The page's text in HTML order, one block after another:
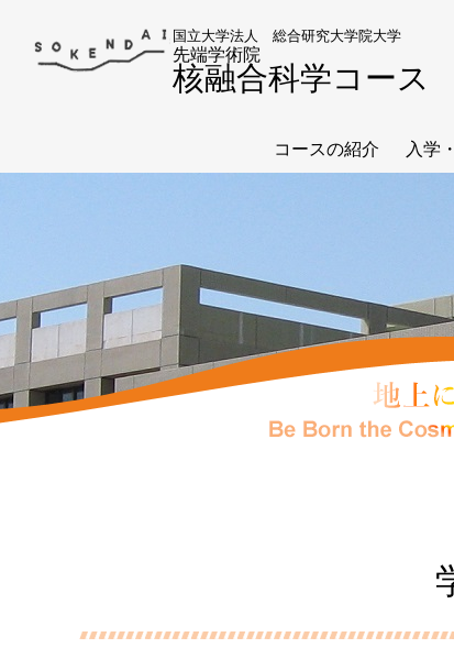
国立大学法人 総合研究大学院大学
先端学術院
核融合科学コース
コースの紹介
教員一覧
入学
学生
修了
入試
入学